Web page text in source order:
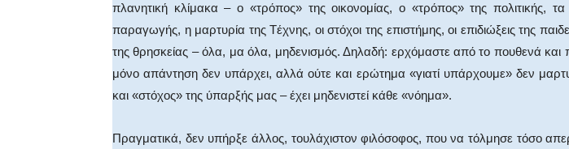
πλανητική κλίμακα – ο «τρόπος» της οικονομίας, ο «τρόπος» της πολιτικής, τα
παραγωγής, η μαρτυρία της Tέχνης, οι στόχοι της επιστήμης, οι επιδιώξεις της
της θρησκείας – όλα, μα όλα, μηδενισμός. Δηλαδή: ερχόμαστε από το πουθενά και
μόνο απάντηση δεν υπάρχει, αλλά ούτε και ερώτημα «γιατί υπάρχουμε» δεν
και «στόχος» της ύπαρξής μας – έχει μηδενιστεί κάθε «νόημα».
Πραγματικά, δεν υπήρξε άλλος, τουλάχιστον φιλόσοφος, που να τόλμησε τόσο